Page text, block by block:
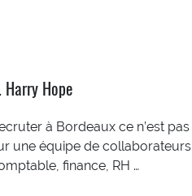
Harry Hope
à Bordeaux ce n’est
une équipe de collaborateurs
finance, RH …